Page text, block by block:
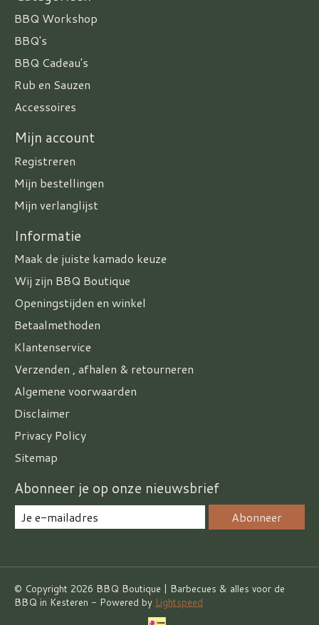
BBQ Workshop
BBQ's
BBQ Cadeau's
Rub en Sauzen
Accessoires
Mijn account
Registreren
Mijn bestellingen
Mijn verlanglijst
Informatie
Maak de juiste kamado keuze
Wij zijn BBQ Boutique
Openingstijden en winkel
Betaalmethoden
Klantenservice
Verzenden , afhalen & retourneren
Algemene voorwaarden
Disclaimer
Privacy Policy
Sitemap
Abonneer je op onze nieuwsbrief
Abonneer
© Copyright 2026 BBQ Boutique | Barbecues & alles voor de
BBQ in Kesteren - Powered by Lightspeed